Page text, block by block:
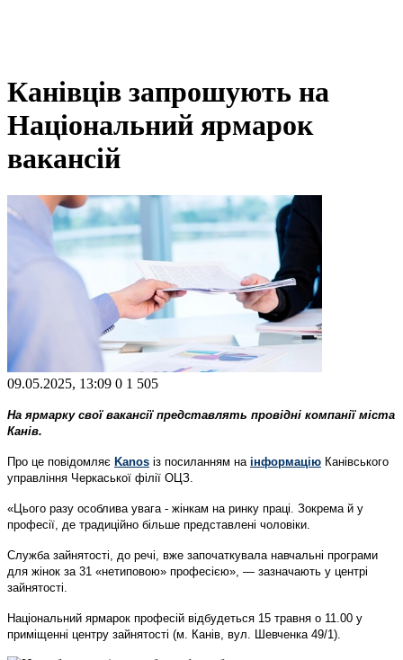
Канівців запрошують на
Національний ярмарок
вакансій
09.05.2025, 13:09 0 1 505
На ярмарку свої вакансії представлять провідні компанії міста
Канів.
Про це повідомляє Kanos із посиланням на інформацію Канівського
управління Черкаської філії ОЦЗ.
«Цього разу особлива увага - жінкам на ринку праці. Зокрема й у
професії, де традиційно більше представлені чоловіки.
Служба зайнятості, до речі, вже започаткувала навчальні програми
для жінок за 31 «нетиповою» професією», — зазначають у центрі
зайнятості.
Національний ярмарок професій відбудеться 15 травня о 11.00 у
приміщенні центру зайнятості (м. Канів, вул. Шевченка 49/1).